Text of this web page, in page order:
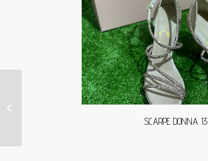
SCARPE DONNA 13
SACRPA DONNA 28